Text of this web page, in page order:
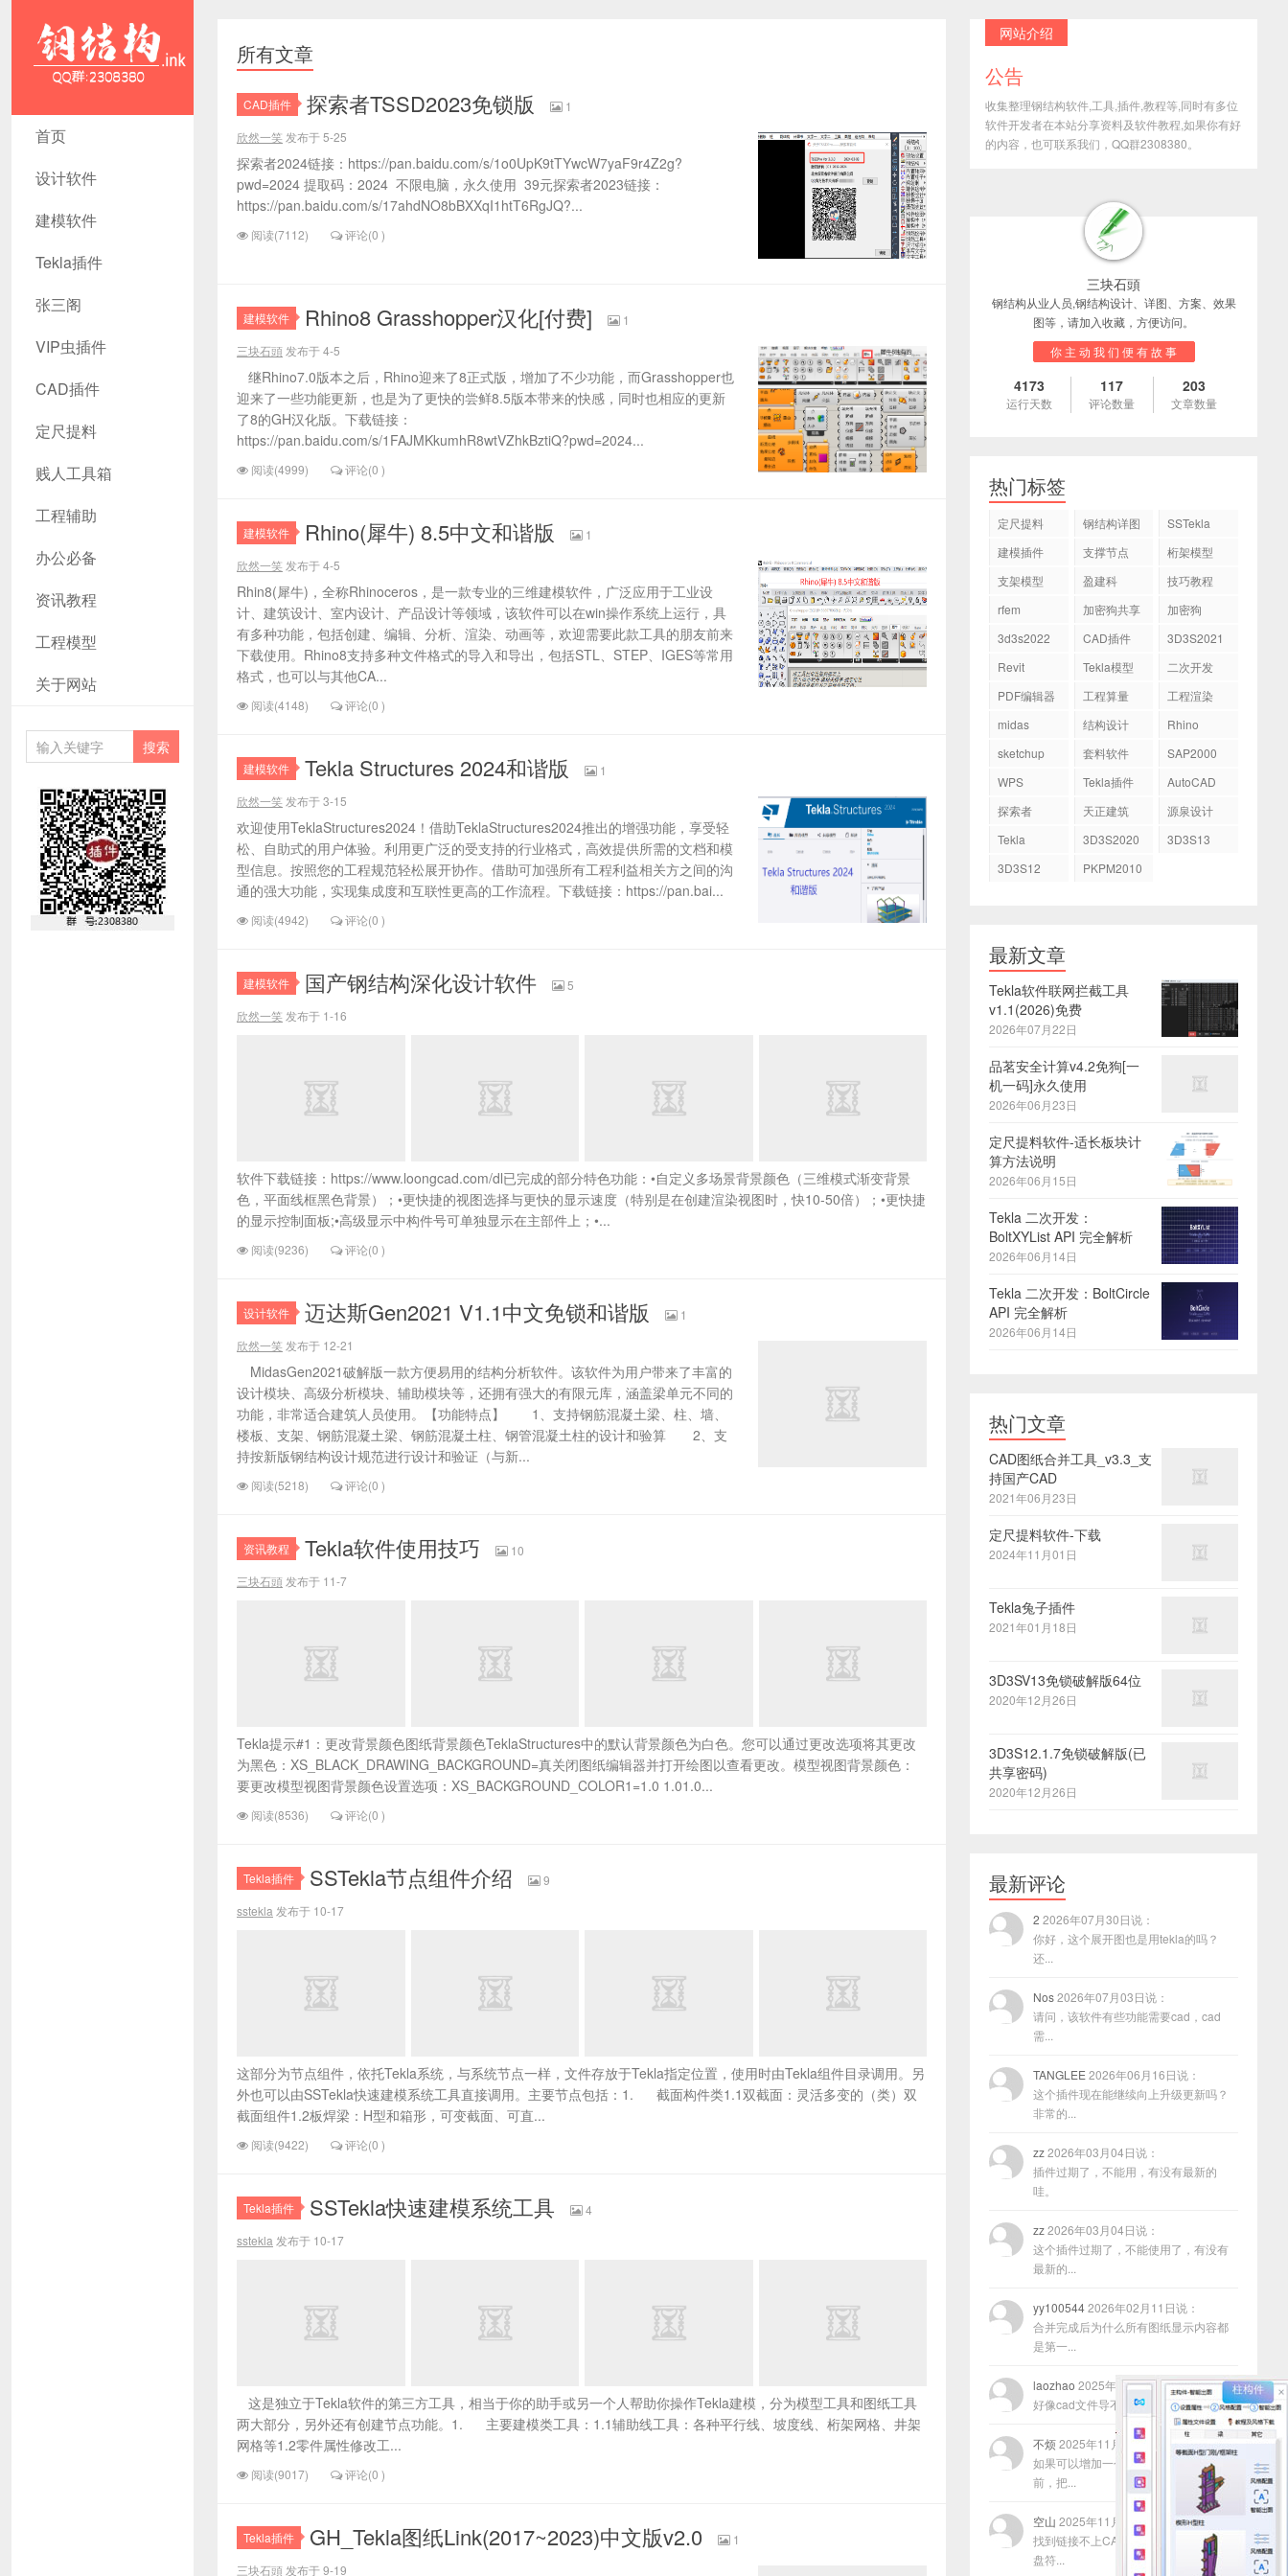
钢结构资源
网- Tekla插
件 CAD工
具 犀牛GH
汉化
首页
设计软件
建模软件
Tekla插件
张三阁
VIP虫插件
CAD插件
定尺提料
贱人工具箱
工程辅助
办公必备
资讯教程
工程模型
关于网站
所有文章
CAD插件 探索者TSSD2023免锁版
1
欣然一笑 发布于 5-25
探索者2024链接：https://pan.baidu.com/s/1o0UpK9tTYwcW7yaF9r4Z2g?
pwd=2024 提取码：2024 不限电脑，永久使用 39元探索者2023链接：
https://pan.baidu.com/s/17ahdNO8bBXXqI1htT6RgJQ?...
阅读(7112) 评论(0 )
建模软件 Rhino8 Grasshopper汉化[付费]
1
三块石頭 发布于 4-5
继Rhino7.0版本之后，Rhino迎来了8正式版，增加了不少功能，而Grasshopper也
迎来了一些功能更新，也是为了更快的尝鲜8.5版本带来的快感，同时也相应的更新
了8的GH汉化版。下载链接：
https://pan.baidu.com/s/1FAJMKkumhR8wtVZhkBztiQ?pwd=2024...
阅读(4999) 评论(0 )
建模软件 Rhino(犀牛) 8.5中文和谐版
1
欣然一笑 发布于 4-5
Rhin8(犀牛)，全称Rhinoceros，是一款专业的三维建模软件，广泛应用于工业设
计、建筑设计、室内设计、产品设计等领域，该软件可以在win操作系统上运行，具
有多种功能，包括创建、编辑、分析、渲染、动画等，欢迎需要此款工具的朋友前来
下载使用。Rhino8支持多种文件格式的导入和导出，包括STL、STEP、IGES等常用
格式，也可以与其他CA...
阅读(4148) 评论(0 )
建模软件 Tekla Structures 2024和谐版
1
欣然一笑 发布于 3-15
欢迎使用TeklaStructures2024！借助TeklaStructures2024推出的增强功能，享受轻
松、自助式的用户体验。利用更广泛的受支持的行业格式，高效提供所需的文档和模
型信息。按照您的工程规范轻松展开协作。借助可加强所有工程利益相关方之间的沟
通的强大功能，实现集成度和互联性更高的工作流程。下载链接：https://pan.bai...
阅读(4942) 评论(0 )
建模软件 国产钢结构深化设计软件
5
欣然一笑 发布于 1-16
软件下载链接：https://www.loongcad.com/dl已完成的部分特色功能：•自定义多场景背景颜色（三维模式渐变背景
色，平面线框黑色背景）；•更快捷的视图选择与更快的显示速度（特别是在创建渲染视图时，快10-50倍）；•更快捷
的显示控制面板;•高级显示中构件号可单独显示在主部件上；•...
阅读(9236) 评论(0 )
设计软件 迈达斯Gen2021 V1.1中文免锁和谐版
1
欣然一笑 发布于 12-21
MidasGen2021破解版一款方便易用的结构分析软件。该软件为用户带来了丰富的
设计模块、高级分析模块、辅助模块等，还拥有强大的有限元库，涵盖梁单元不同的
功能，非常适合建筑人员使用。【功能特点】 1、支持钢筋混凝土梁、柱、墙、
楼板、支架、钢筋混凝土梁、钢筋混凝土柱、钢管混凝土柱的设计和验算 2、支
持按新版钢结构设计规范进行设计和验证（与新...
阅读(5218) 评论(0 )
资讯教程 Tekla软件使用技巧
10
三块石頭 发布于 11-7
Tekla提示#1：更改背景颜色图纸背景颜色TeklaStructures中的默认背景颜色为白色。您可以通过更改选项将其更改
为黑色：XS_BLACK_DRAWING_BACKGROUND=真关闭图纸编辑器并打开绘图以查看更改。模型视图背景颜色：
要更改模型视图背景颜色设置选项：XS_BACKGROUND_COLOR1=1.0 1.01.0...
阅读(8536) 评论(0 )
Tekla插件 SSTekla节点组件介绍
9
sstekla 发布于 10-17
这部分为节点组件，依托Tekla系统，与系统节点一样，文件存放于Tekla指定位置，使用时由Tekla组件目录调用。另
外也可以由SSTekla快速建模系统工具直接调用。主要节点包括：1. 截面构件类1.1双截面：灵活多变的（类）双
截面组件1.2板焊梁：H型和箱形，可变截面、可直...
阅读(9422) 评论(0 )
Tekla插件 SSTekla快速建模系统工具
4
sstekla 发布于 10-17
这是独立于Tekla软件的第三方工具，相当于你的助手或另一个人帮助你操作Tekla建模，分为模型工具和图纸工具
两大部分，另外还有创建节点功能。1. 主要建模类工具：1.1辅助线工具：各种平行线、坡度线、桁架网格、井架
网格等1.2零件属性修改工...
阅读(9017) 评论(0 )
Tekla插件 GH_Tekla图纸Link(2017~2023)中文版v2.0
1
三块石頭 发布于 9-19
网站介绍
公告
收集整理钢结构软件,工具,插件,教程等,同时有多位
软件开发者在本站分享资料及软件教程,如果你有好
的内容，也可联系我们，QQ群2308380。
三块石頭
钢结构从业人员,钢结构设计、详图、方案、效果
图等，请加入收藏，方便访问。
你 主 动 我 们 便 有 故 事
4173
运行天数
117
评论数量
203
文章数量
热门标签
定尺提料 钢结构详图
SSTekla
建模插件
支撑节点
桁架模型
支架模型
盈建科
技巧教程
rfem
加密狗共享
加密狗
3d3s2022
CAD插件
3D3S2021
Revit
Tekla模型
二次开发
PDF编辑器
工程算量
工程渲染
midas
结构设计
Rhino
sketchup
套料软件
SAP2000
WPS
Tekla插件
AutoCAD
探索者
天正建筑
源泉设计
Tekla
3D3S2020
3D3S13
3D3S12
PKPM2010
最新文章
Tekla软件联网拦截工具
v1.1(2026)免费
2026年07月22日
品茗安全计算v4.2免狗[一
机一码]永久使用
2026年06月23日
定尺提料软件-适长板块计
算方法说明
2026年06月15日
Tekla 二次开发：
BoltXYList API 完全解析
2026年06月14日
Tekla 二次开发：BoltCircle
API 完全解析
2026年06月14日
热门文章
CAD图纸合并工具_v3.3_支
持国产CAD
2021年06月23日
定尺提料软件-下载
2024年11月01日
Tekla兔子插件
2021年01月18日
3D3SV13免锁破解版64位
2020年12月26日
3D3S12.1.7免锁破解版(已
共享密码)
2020年12月26日
最新评论
2 2026年07月30日说：
你好，这个展开图也是用tekla的吗？
还...
Nos2026年07月03日说：
请问，该软件有些功能需要cad，cad
需...
TANGLEE 2026年06月16日说：
这个插件现在能继续向上升级更新吗？
非常的...
zz2026年03月04日说：
插件过期了，不能用，有没有最新的
哇。
zz2026年03月04日说：
这个插件过期了，不能使用了，有没有
最新的...
yy1005442026年02月11日说：
合并完成后为什么所有图纸显示内容都
是第一...
laozhao 2025年11月22日说：
好像cad文件导不进去咋回事？
不烦2025年11月17日说：
如果可以增加一个功能，就是在合并以
前，把...
空山 2025年11月13日说：
找到链接不上CAD的原因了，程序放在
盘符...